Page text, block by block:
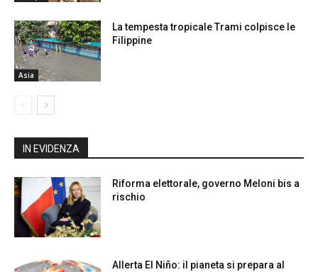
Asia
La tempesta tropicale Trami colpisce le
Filippine
IN EVIDENZA
Riforma elettorale, governo Meloni bis a
rischio
Allerta El Niño: il pianeta si prepara al